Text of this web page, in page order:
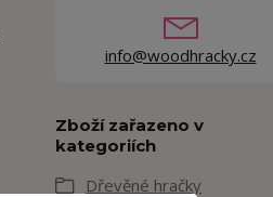
info@woodhracky.cz
Zboží zařazeno v
kategoriích
Dřevěné hračky